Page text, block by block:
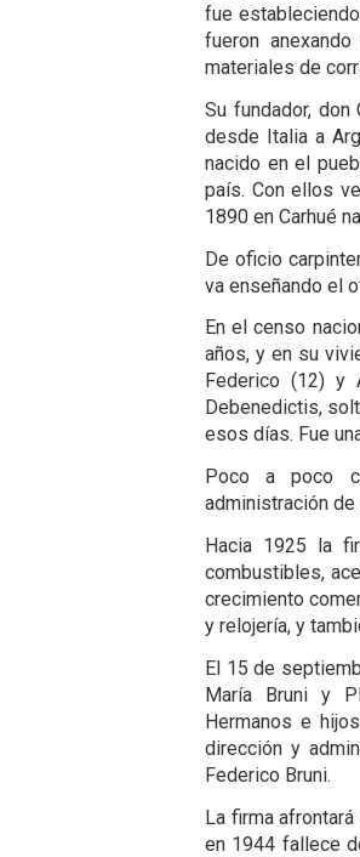
fue
fueron
materiales de
Su fundador,
desde Italia a
nacido en el
país. Con ellos
1890 en Carhué
De oficio
va enseñando el
En el censo
años, y en su
Federico (12)
Debenedictis,
esos días. Fue
Poco a poco
administración de
Hacia 1925 la
combustibles,
crecimiento
y relojería, y
El 15 de
María Bruni y
Hermanos e
dirección y
Federico Bruni.
La firma
en 1944 fallece